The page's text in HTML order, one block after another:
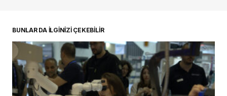
BUNLAR DA İLGİNİZİ ÇEKEBİLİR